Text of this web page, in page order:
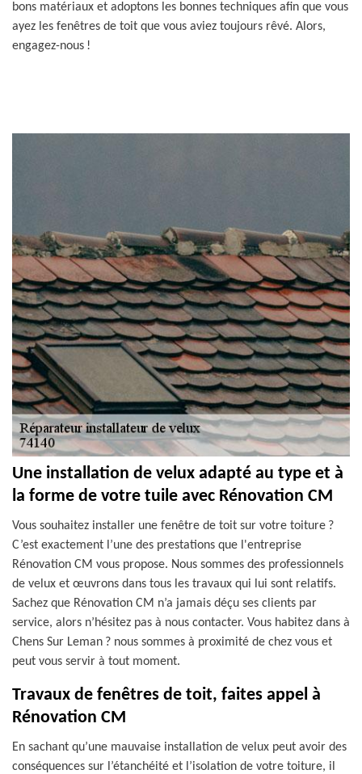
bons matériaux et adoptons les bonnes techniques afin que vous
ayez les fenêtres de toit que vous aviez toujours rêvé. Alors,
engagez-nous !
Une installation de velux adapté au type et à
la forme de votre tuile avec Rénovation CM
Vous souhaitez installer une fenêtre de toit sur votre toiture ?
C’est exactement l’une des prestations que l'entreprise
Rénovation CM vous propose. Nous sommes des professionnels
de velux et œuvrons dans tous les travaux qui lui sont relatifs.
Sachez que Rénovation CM n’a jamais déçu ses clients par
service, alors n’hésitez pas à nous contacter. Vous habitez dans à
Chens Sur Leman ? nous sommes à proximité de chez vous et
peut vous servir à tout moment.
Travaux de fenêtres de toit, faites appel à
Rénovation CM
En sachant qu’une mauvaise installation de velux peut avoir des
conséquences sur l’étanchéité et l’isolation de votre toiture, il